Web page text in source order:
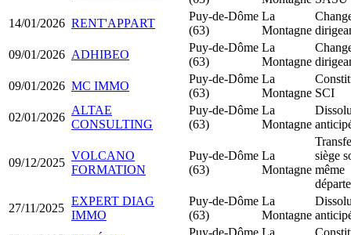
14/01/2026 RENT'APPART
Puy-de-Dôme
(63)
La
Montagne
09/01/2026 ADHIBEO
Puy-de-Dôme
(63)
La
Montagne
09/01/2026 MC IMMO
Puy-de-Dôme
(63)
La
Montagne SCI
02/01/2026
ALTAE
CONSULTING
Puy-de-Dôme
(63)
La
Montagne
09/12/2025
VOLCANO
FORMATION
Puy-de-Dôme
(63)
La
Montagne
siège
même
27/11/2025
EXPERT DIAG
IMMO
Puy-de-Dôme
(63)
La
Montagne
Puy-de-Dôme La